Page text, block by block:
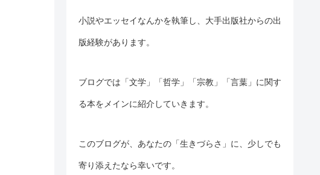
小説やエッセイなんかを執筆し、大手出版社からの出
版経験があります。
ブログでは「文学」「哲学」「宗教」「言葉」に関す
る本をメインに紹介していきます。
このブログが、あなたの「生きづらさ」に、少しでも
寄り添えたなら幸いです。